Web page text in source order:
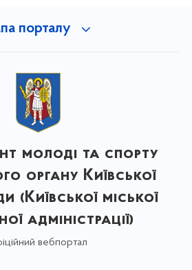
порталу
молоді та спорту
органу Київської
(Київської міської
адміністрації)
вебпортал